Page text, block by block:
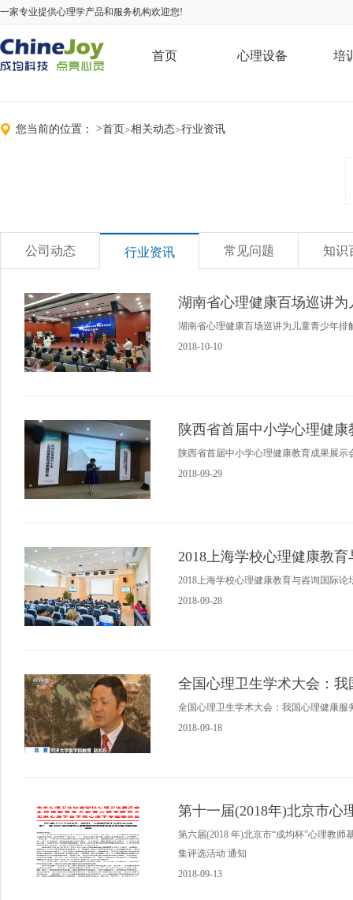
一家专业提供心理学产品和服务机构欢迎您!
首页 心理设备 培
您当前的位置： >首页>相关动态>行业资讯
公司动态 行业资讯 常见问题 知识
湖南省心理健康百场巡讲为
湖南省心理健康百场巡讲为儿童青少年排
2018-10-10
陕西省首届中小学心理健
陕西省首届中小学心理健康教育成果展示
2018-09-29
2018上海学校心理健康教
2018上海学校心理健康教育与咨询国际论
2018-09-28
全国心理卫生学术大会：
全国心理卫生学术大会：我国心理健康服
2018-09-18
第十一届(2018年)北京市心
第六届(2018 年)北京市“成均杯”心理教
集评选活动 通知
2018-09-13